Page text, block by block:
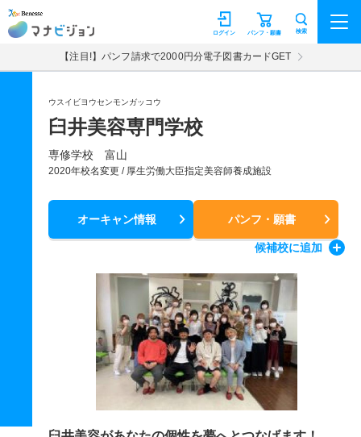
マナビジョン パンフ・願書
ログイン 検索
【注目!】パンフ請求で2000円分電子図書カードGET
ウスイビヨウセンモンガッコウ
臼井美容専門学校
専修学校 富山
2020年校名変更 / 厚生労働大臣指定美容師養成施設
オーキャン情報 パンフ・願書
候補校に追加